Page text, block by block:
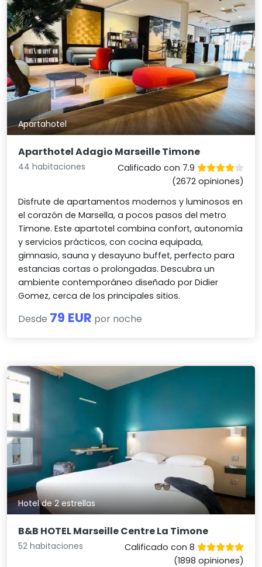
Apartahotel
Aparthotel Adagio Marseille Timone
44 habitaciones
Calificado con 7.9
(2672 opiniones)
Disfrute de apartamentos modernos y luminosos en
el corazón de Marsella, a pocos pasos del metro
Timone. Este apartotel combina confort, autonomía
y servicios prácticos, con cocina equipada,
gimnasio, sauna y desayuno buffet, perfecto para
estancias cortas o prolongadas. Descubra un
ambiente contemporáneo diseñado por Didier
Gomez, cerca de los principales sitios.
Desde 79 EUR por noche
Hotel de 2 estrellas
B&B HOTEL Marseille Centre La Timone
52 habitaciones
Calificado con 8
(1898 opiniones)